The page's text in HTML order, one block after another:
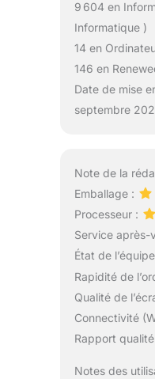
9 604 en
Informatique )
14 en
146 en
Date de mise
septembre
Note de la
Emballage :
Processeur :
Service après-
État de
Rapidité de
Qualité de
Connectivité
Rapport
Notes des